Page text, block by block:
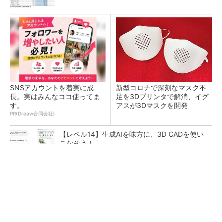
SNSアカウントを着実に成
長。実はみんなココ使ってま
す。
PR(Dreaw合同会社)
新型コロナで深刻なマスク不
足を3Dプリンタで解消、イグ
アスが3Dマスクを開発
【レベル14】生成AIを味方に、3D CADを使い
こなそう！